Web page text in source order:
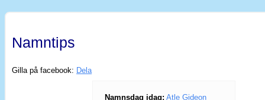
Namntips
Gilla på facebook: Dela
Namnsdag idag: Atle Gideon